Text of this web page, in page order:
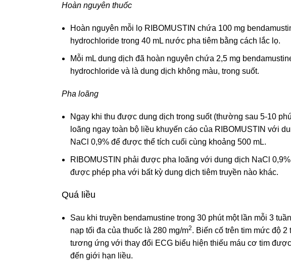
Hoàn nguyên thuốc
Hoàn nguyên mỗi lọ RIBOMUSTIN chứa 100 mg
hydrochloride trong 40 mL nước pha tiêm bằng cách lắc lọ.
Mỗi mL dung dịch đã hoàn nguyên chứa 2,5 mg
hydrochloride và là dung dịch không màu, trong suốt.
Pha loãng
Ngay khi thu được dung dịch trong suốt (thường sau 5-10
loãng ngay toàn bộ liều khuyến cáo của RIBOMUSTIN với
NaCl 0,9% để được thể tích cuối cùng khoảng 500 mL.
RIBOMUSTIN phải được pha loãng với dung dịch NaCl
được phép pha với bất kỳ dung dịch tiêm truyền nào khác.
Quá liều
Sau khi truyền bendamustine trong 30 phút một lần mỗi 3
nạp tối đa của thuốc là 280 mg/m2. Biến cố trên tim mức độ 2
tương ứng với thay đổi ECG biểu hiện thiếu máu cơ tim
đến giới hạn liều.